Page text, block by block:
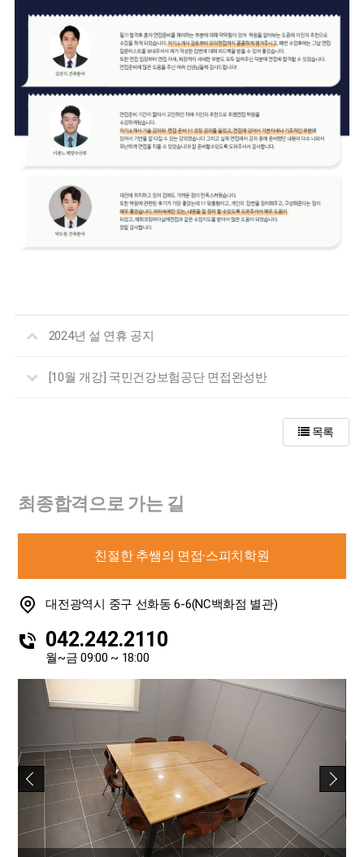
2024년 설 연휴 공지
[10월 개강] 국민건강보험공단 면접완성반
목록
최종합격으로 가는 길
친절한 추쌤의 면접·스피치학원
대전광역시 중구 선화동 6-6(NC백화점 별관)
042.242.2110
월~금 09:00 ~ 18:00